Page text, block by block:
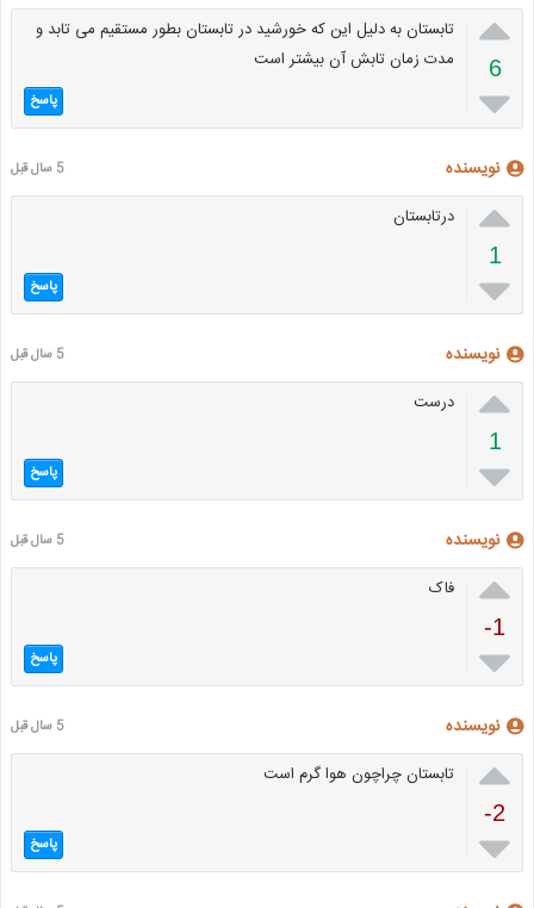

6

تابستان به دلیل این که خورشید در تابستان بطور مستقیم می تابد و
مدت زمان تابش آن بیشتر است
پاسخ
نویسنده 5 سال قبل

1

درتابستان
پاسخ
نویسنده 5 سال قبل

1

درست
پاسخ
نویسنده 5 سال قبل

-1

فاک
پاسخ
نویسنده 5 سال قبل

-2

تابستان چراچون هوا گرم است
پاسخ